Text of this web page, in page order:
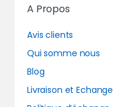
A Propos
Avis clients
Qui somme nous
Blog
Livraison et Echange